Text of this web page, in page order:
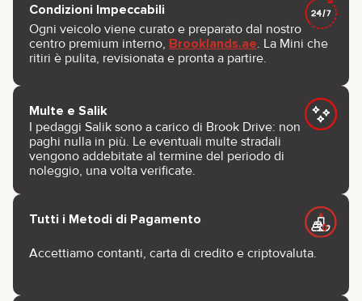
Condizioni Impeccabili
Ogni veicolo viene curato e preparato dal nostro
centro premium interno, Brooklands.ae. La Mini che
ritiri è pulita, revisionata e pronta a partire.
Multe e Salik
I pedaggi Salik sono a carico di Brook Drive: non
paghi nulla in più. Le eventuali multe stradali
vengono addebitate al termine del periodo di
noleggio, una volta verificate.
Tutti i Metodi di Pagamento
Accettiamo contanti, carta di credito e criptovaluta.